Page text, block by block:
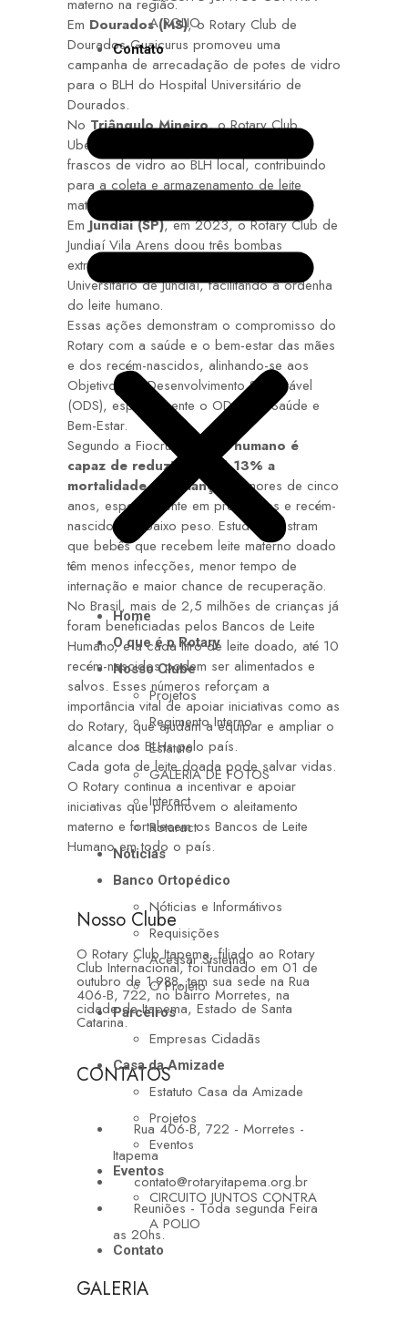
A POLIO
Contato
Home
O que é o Rotary
Nosso Clube
Projetos
Regimento Interno
Estatuto
GALERIA DE FOTOS
Interact
Rotaract
Nóticias
Banco Ortopédico
Nóticias e Informátivos
Requisições
Acessar Sistema
O Projeto
Parceiros
Empresas Cidadãs
Casa da Amizade
Estatuto Casa da Amizade
Projetos
Eventos
Eventos
CIRCUITO JUNTOS CONTRA
A POLIO
Contato
materno na região.
Em Dourados (MS), o Rotary Club de
Dourados-Guaicurus promoveu uma
campanha de arrecadação de potes de vidro
para o BLH do Hospital Universitário de
Dourados.
No Triângulo Mineiro, o Rotary Club
Uberlândia Renascer doou dezenas de
frascos de vidro ao BLH local, contribuindo
para a coleta e armazenamento de leite
materno.
Em Jundiaí (SP), em 2023, o Rotary Club de
Jundiaí Vila Arens doou três bombas
extratoras de leite ao BLH do Hospital
Universitário de Jundiaí, facilitando a ordenha
do leite humano.
Essas ações demonstram o compromisso do
Rotary com a saúde e o bem-estar das mães
e dos recém-nascidos, alinhando-se aos
Objetivos de Desenvolvimento Sustentável
(ODS), especialmente o ODS 3 – Saúde e
Bem-Estar.
Segundo a Fiocruz,
o leite humano é
capaz de reduzir em até 13% a
mortalidade em crianças
menores de cinco
anos, especialmente em prematuros e recém-
nascidos de baixo peso. Estudos mostram
que bebês que recebem leite materno doado
têm menos infecções, menor tempo de
internação e maior chance de recuperação.
No Brasil, mais de 2,5 milhões de crianças já
foram beneficiadas pelos Bancos de Leite
Humano, e a cada litro de leite doado, até 10
recém-nascidos podem ser alimentados e
salvos. Esses números reforçam a
importância vital de apoiar iniciativas como as
do Rotary, que ajudam a equipar e ampliar o
alcance dos BLHs pelo país.
Cada gota de leite doada pode salvar vidas.
O Rotary continua a incentivar e apoiar
iniciativas que promovem o aleitamento
materno e fortalecem os Bancos de Leite
Humano em todo o país.
Nosso Clube
O Rotary Club Itapema, filiado ao Rotary
Club Internacional, foi fundado em 01 de
outubro de 1.988, tem sua sede na Rua
406-B, 722, no bairro Morretes, na
cidade de Itapema, Estado de Santa
Catarina.
CONTATOS
Rua 406-B, 722 - Morretes -
Itapema
contato@rotaryitapema.org.br
Reuniões - Toda segunda Feira
as 20hs.
GALERIA